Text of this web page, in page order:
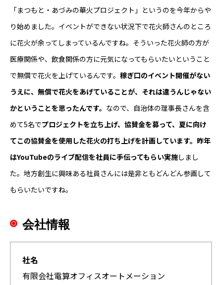
「まつもと・あづみの華火プロジェクト」というのを今年からや
り始めました。イベントができない状況下で花火師さんのところ
に花火が余ってしまっているんですね。そういった花火師の方が
医療関係や、飲食関係の方に元気になってもらいたいということ
で無償で花火を上げているんです。 稼ぎ口のイベント開催がない
うえに、無償で花火をあげていることが、それは違うんじゃない
かということを思ったんです。 なので、自治体の理事長さんを含
めて5名でプロジェクトを立ち上げ、協賛金を募って、夏に向け
てこの協賛金を使用した花火の打ち上げを計画しています。昨年
はYouTubeのライブ配信を社員に手伝ってもらい実施しまし
た。地方創生に興味ある社員さんには是非ともどんどん参画して
もらいたいですね。
会社情報
社名
有限会社電算オフィスオートメーション